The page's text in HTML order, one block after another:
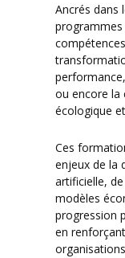
Ancrés dans
ou encore la
écologique
Ces
enjeux de la
artificielle,
modèles
progression
en